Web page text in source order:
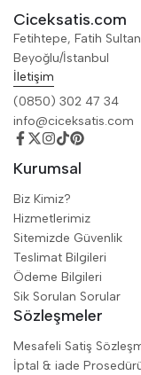
Ciceksatis.com
Fetihtepe, Fatih
Beyoğlu/İstanbul
İletişim
(0850) 302 47 34
info@ciceksatis.com
Kurumsal
Biz Kimiz?
Hizmetlerimiz
Sitemizde Güvenlik
Teslimat Bilgileri
Ödeme Bilgileri
Sik Sorulan Sorular
Sözleşmeler
Mesafeli Satiş
İptal & iade